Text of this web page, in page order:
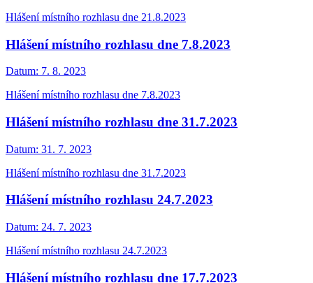
Hlášení místního rozhlasu dne 21.8.2023
Hlášení místního rozhlasu dne 7.8.2023
Datum: 7. 8. 2023
Hlášení místního rozhlasu dne 7.8.2023
Hlášení místního rozhlasu dne 31.7.2023
Datum: 31. 7. 2023
Hlášení místního rozhlasu dne 31.7.2023
Hlášení místního rozhlasu 24.7.2023
Datum: 24. 7. 2023
Hlášení místního rozhlasu 24.7.2023
Hlášení místního rozhlasu dne 17.7.2023